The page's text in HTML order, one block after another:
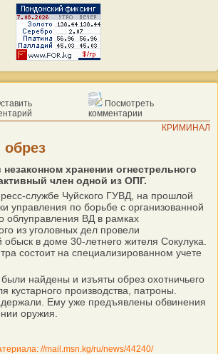
Посмотреть
комментарии
КРИМИНАЛ
хранении огнестрельного
член одной из ОПГ.
службе Чуйского ГУВД, на прошлой
управления по борьбе с организованной
облуправления ВД в рамках
из уголовных дел провели
в доме 30-летнего жителя Сокулука.
состоит на специализированном учете
найдены и изъяты обрез охотничьего
кустарного производства, патроны.
Ему уже предъявлены обвинения
оружия.
//mail.msn.kg/ru/news/44240/